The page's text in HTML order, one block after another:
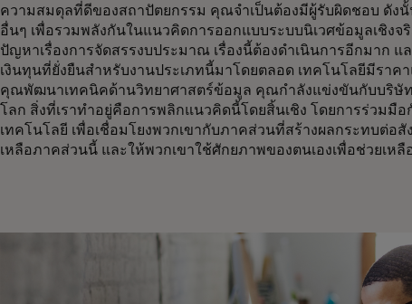
ความสมดุลที่ดีของสถาปัตยกรรม คุณจำเป็นต้องมีผู้รับผิดชอบ ดังนั้
อื่นๆ เพื่อรวมพลังกันในแนวคิดการออกแบบระบบนิเวศข้อมูลเชิงจ
ปัญหาเรื่องการจัดสรรงบประมาณ เรื่องนี้ต้องดำเนินการอีกมาก แ
เงินทุนที่ยั่งยืนสำหรับงานประเภทนี้มาโดยตลอด เทคโนโลยีมีราคา
คุณพัฒนาเทคนิคด้านวิทยาศาสตร์ข้อมูล คุณกำลังแข่งขันกับบริษั
โลก สิ่งที่เราทำอยู่คือการพลิกแนวคิดนี้โดยสิ้นเชิง โดยการร่วมมื
เทคโนโลยี เพื่อเชื่อมโยงพวกเขากับภาคส่วนที่สร้างผลกระทบต่อ
เหลือภาคส่วนนี้ และให้พวกเขาใช้ศักยภาพของตนเองเพื่อช่วยเหลื